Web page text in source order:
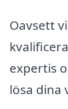
Oavsett
expertis
lösa dina